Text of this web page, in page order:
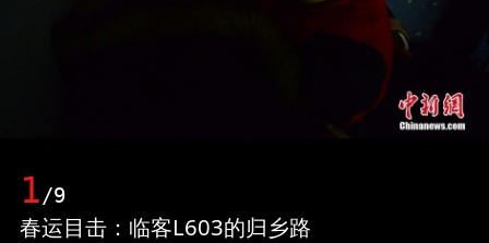
1/9
春运目击：临客L603的归乡路